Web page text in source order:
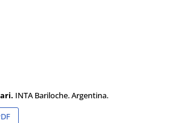
INTA Bariloche. Argentina.